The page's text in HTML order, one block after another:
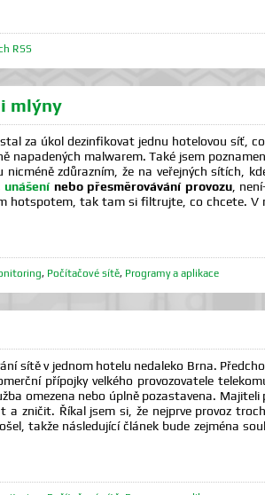
RSS
mlýny
za úkol dezinfikovat jednu hotelovou síť,
napadených malwarem. Také jsem
zdůrazním, že na veřejných sítích,
unášenínebo přesměrovávání provozu,
hotspotem, tak tam si filtrujte, co chcete. V
, Počítačové sítě, Programy a aplikace
sítě v jednom hotelu nedaleko Brna.
přípojky velkého provozovatele
omezena nebo úplně pozastavena.
zničit. Říkal jsem si, že nejprve provoz
takže následující článek bude zejména